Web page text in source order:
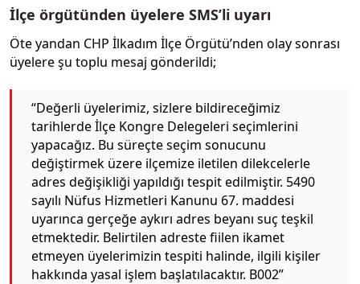
İlçe örgütünden üyelere SMS’li uyarı
Öte yandan CHP İlkadım İlçe Örgütü’nden olay sonrası
üyelere şu toplu mesaj gönderildi;
“Değerli üyelerimiz, sizlere bildireceğimiz
tarihlerde İlçe Kongre Delegeleri seçimlerini
yapacağız. Bu süreçte seçim sonucunu
değiştirmek üzere ilçemize iletilen dilekcelerle
adres değişikliği yapıldığı tespit edilmiştir. 5490
sayılı Nüfus Hizmetleri Kanunu 67. maddesi
uyarınca gerçeğe aykırı adres beyanı suç teşkil
etmektedir. Belirtilen adreste fiilen ikamet
etmeyen üyelerimizin tespiti halinde, ilgili kişiler
hakkında yasal işlem başlatılacaktır. B002”